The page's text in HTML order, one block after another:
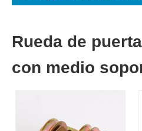
Rueda de
con medio